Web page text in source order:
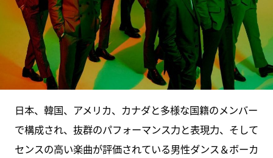
日本、韓国、アメリカ、カナダと多様な国籍のメンバー
で構成され、抜群のパフォーマンス力と表現力、そして
センスの高い楽曲が評価されている男性ダンス＆ボーカ